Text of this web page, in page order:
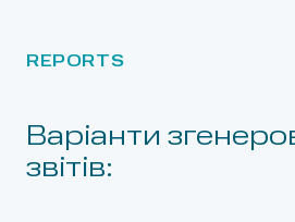
REPORTS
Варіанти
звітів: